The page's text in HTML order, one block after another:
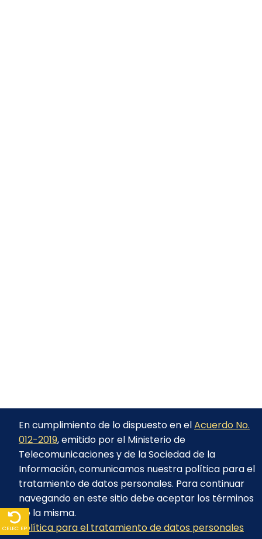
En cumplimiento de lo dispuesto en elAcuerdo No.
012-2019, emitido por el Ministerio de
Telecomunicaciones y de la Sociedad de la
Información, comunicamos nuestra política para el
tratamiento de datos personales. Para continuar
navegando en este sitio debe aceptar los términos
de la misma.
Política para el tratamiento de datos personales
CELEC EP